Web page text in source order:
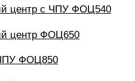
центр с ЧПУ ФОЦ540
центр ФОЦ650
ФОЦ850